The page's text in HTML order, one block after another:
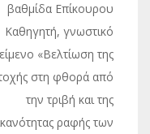
βαθμίδα Επίκουρου
Καθηγητή, γνωστικό
«Βελτίωση της
στη φθορά από
την τριβή και της
ραφής των